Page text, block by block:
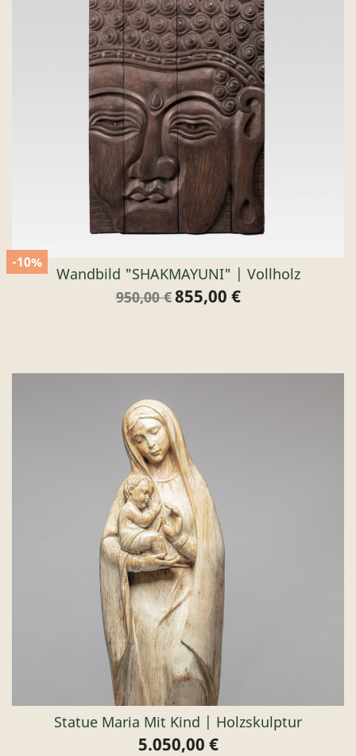
Wandbild "SHAKMAYUNI" | Vollholz
Verkaufspreis
950,00 €
-10%
Preis
855,00 €
Statue Maria Mit Kind | Holzskulptur
Preis
5.050,00 €